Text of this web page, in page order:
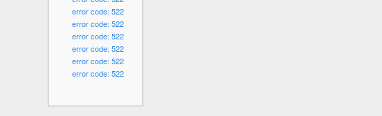
error code: 522
error code: 522
error code: 522
error code: 522
error code: 522
error code: 522